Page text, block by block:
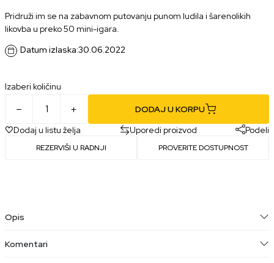
Pridruži im se na zabavnom putovanju punom ludila i šarenolikih
likovba u preko 50 mini-igara.
Datum izlaska:30.06.2022
Izaberi količinu
DODAJ U KORPU
Dodaj u listu želja
Uporedi proizvod Podeli
REZERVIŠI U RADNJI PROVERITE DOSTUPNOST
Opis
Komentari